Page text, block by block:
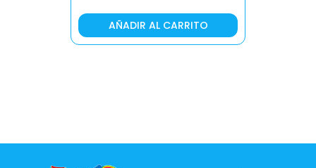
AÑADIR AL CARRITO